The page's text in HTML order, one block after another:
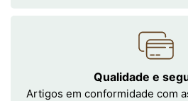
Qualidade e
Artigos em conformidade com